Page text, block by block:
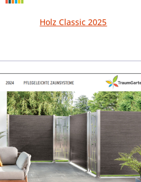
Holz Classic 2025